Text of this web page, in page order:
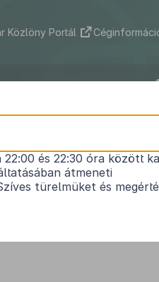
Közlöny Portál
AB határozat1
és 22:30 óra között
átmeneti
türelmüket és